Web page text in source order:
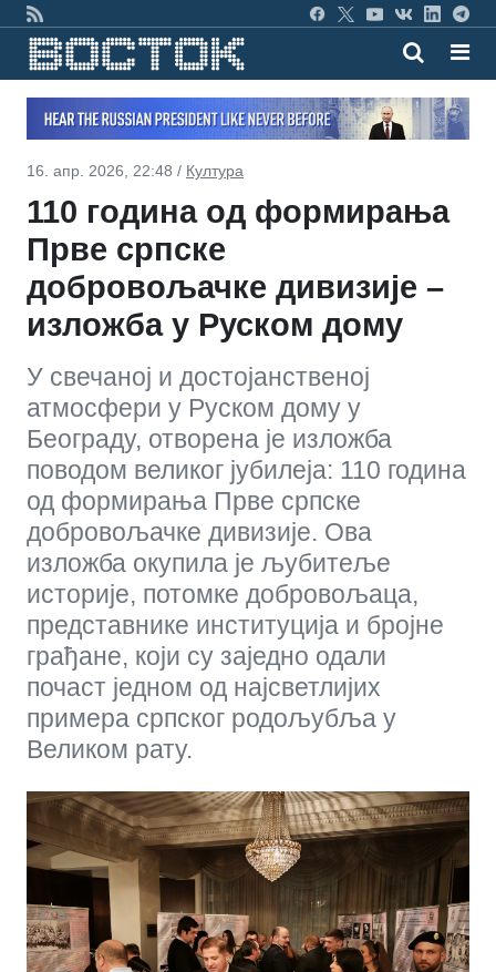
16. апр. 2026, 22:48 / Култура
110 година од формирања
Прве српске
добровољачке дивизије –
изложба у Руском дому
У свечаној и достојанственој
атмосфери у Руском дому у
Београду, отворена је изложба
поводом великог јубилеја: 110 година
од формирања Прве српске
добровољачке дивизије. Ова
изложба окупила је љубитеље
историје, потомке добровољаца,
представнике институција и бројне
грађане, који су заједно одали
почаст једном од најсветлијих
примера српског родољубља у
Великом рату.